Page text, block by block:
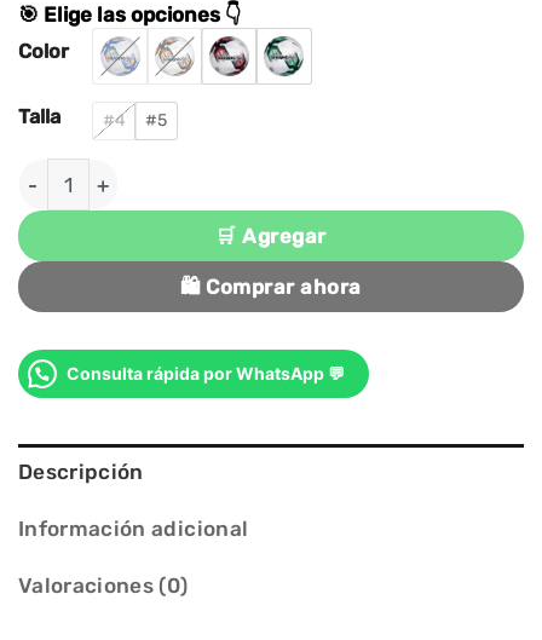
🎯 Elige las opciones 👇
Color
Talla #4 #5
PELOTA PARA FÚTBOL PU JAPONÉS COSIDO
🛒 Agregar
🛍️ Comprar ahora
Consulta rápida por WhatsApp 💬
Descripción
Información adicional
Valoraciones (0)